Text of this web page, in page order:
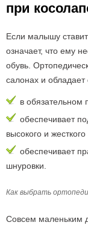
при
Если малышу
означает, что ему
обувь.
салонах и
в обязательном
обеспечивает
высокого и
обеспечивает
шнуровки.
Как выбрать
Совсем маленьким